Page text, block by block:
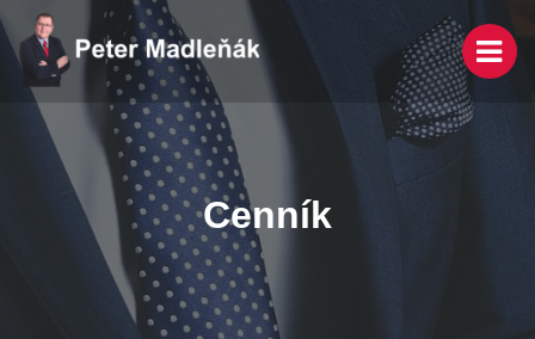
Cenník